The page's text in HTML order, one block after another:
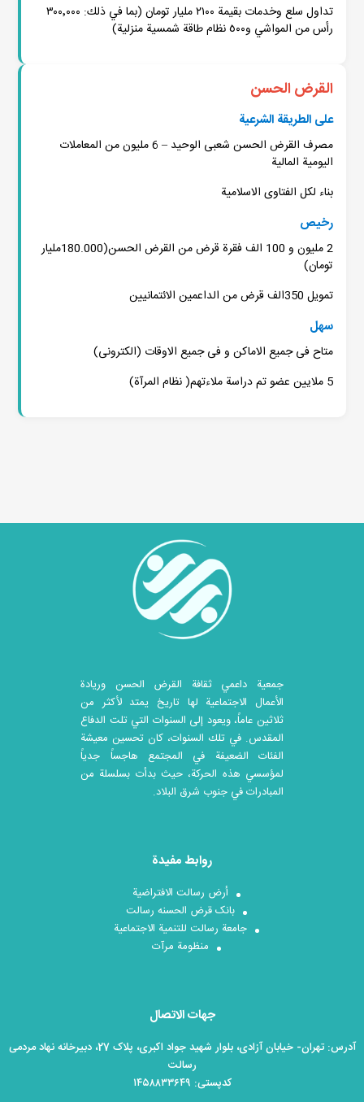
تداول سلع وخدمات بقيمة ٢١٠٠ مليار تومان (بما في ذلك: ٣٠٠٬٠٠٠
رأس من المواشي و٥٠٠ نظام طاقة شمسية منزلية)
القرض الحسن
علی الطریقة الشرعیة
مصرف القرض الحسن شعبی الوحید – 6 ملیون من المعاملات
الیومیة المالیة
بناء لکل الفتاوی الاسلامیة
رخیص
2 ملیون و 100 الف فقرة قرض من القرض الحسن(180.000ملیار
تومان)
تمویل 350الف قرض من الداعمین الائتمانیین
سهل
متاح فی جمیع الاماکن و فی جمیع الاوقات (الکترونی)
5 ملایین عضو تم دراسة ملاءتهم( نظام المرآة)
جمعية داعمي ثقافة القرض الحسن وريادة
الأعمال الاجتماعية لها تاريخ يمتد لأكثر من
ثلاثين عاماً، ويعود إلى السنوات التي تلت الدفاع
المقدس. في تلك السنوات، كان تحسين معيشة
الفئات الضعيفة في المجتمع هاجساً جدياً
لمؤسسي هذه الحركة، حيث بدأت بسلسلة من
المبادرات في جنوب شرق البلاد.
روابط مفيدة
أرض رسالت الافتراضية
بانک قرض الحسنه رسالت
جامعة رسالت للتنمية الاجتماعية
منظومة مرآت
جهات الاتصال
آدرس: تهران- خیابان آزادی، بلوار شهید جواد اکبری، پلاک 27، دبیرخانه نهاد مردمی
رسالت
کدپستی: ۱۴۵۸۸۳۳۶۴۹